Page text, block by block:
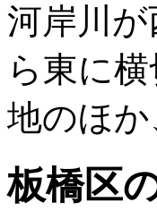
河岸川
ら東に
地のほ
板橋区